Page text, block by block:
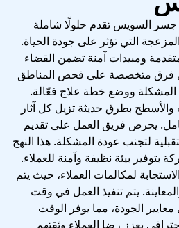
السويس تقدم حلولًا شاملة
التي تؤثر على جودة الحياة.
ومبيدات آمنة تضمن القضاء
فرق متخصصة على فحص المناطق
المشكلة ووضع خطة علاج فعّالة.
بطرق حديثة تزيل كل آثار
يحرص فريق العمل على تقديم
لتجنب عودة المشكلة. هذا النهج
بتوفير بيئة نظيفة وآمنة للعملاء.
لمكالمات العملاء، حيث يتم
يتم تنفيذ العمل في وقت
الجودة، مما يوفر الوقت
يعزز رضا العملاء وثقتهم